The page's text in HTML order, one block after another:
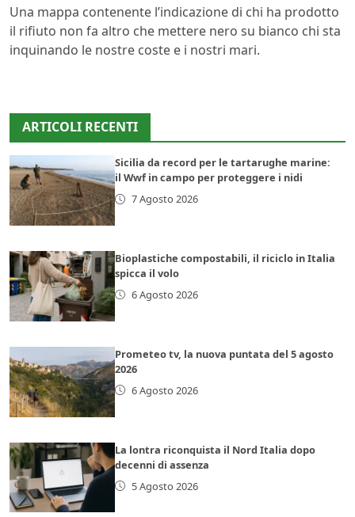
Una mappa contenente l’indicazione di chi ha prodotto
il rifiuto non fa altro che mettere nero su bianco chi sta
inquinando le nostre coste e i nostri mari.
ARTICOLI RECENTI
Sicilia da record per le tartarughe marine:
il Wwf in campo per proteggere i nidi
7 Agosto 2026
Bioplastiche compostabili, il riciclo in Italia
spicca il volo
6 Agosto 2026
Prometeo tv, la nuova puntata del 5 agosto
2026
6 Agosto 2026
La lontra riconquista il Nord Italia dopo
decenni di assenza
5 Agosto 2026